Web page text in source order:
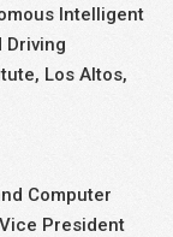
Intelligent
Driving
Los Altos,
Computer
President